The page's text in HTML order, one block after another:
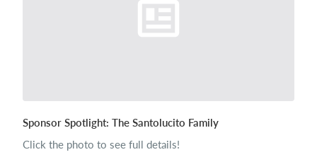
Sponsor Spotlight: The Santolucito Family
Click the photo to see full details!